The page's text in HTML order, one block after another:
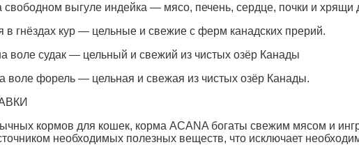
выгуле индейка — мясо, печень, сердце, почки и
в гнёздах кур — цельные и свежие с ферм канадских прерий.
воле судак — цельный и свежий из чистых озёр Канады
воле форель — цельная и свежая из чистых озёр Канады.
кормов для кошек, корма ACANA богаты свежим мясом и
необходимых полезных веществ, что исключает